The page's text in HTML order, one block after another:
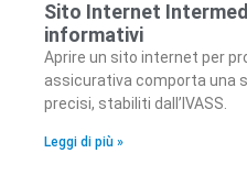
Sito Internet
informativi
Aprire un sito internet per
assicurativa comporta una
precisi, stabiliti dall’IVASS.
Leggi di più »